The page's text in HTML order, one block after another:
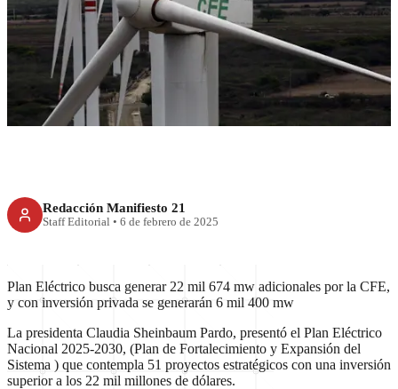
Plan Eléctrico Nacional
impulsará generación y
cobertura energética
Redacción Manifiesto 21
Staff Editorial • 6 de febrero de 2025
Plan Eléctrico busca generar 22 mil 674 mw adicionales por la CFE,
y con inversión privada se generarán 6 mil 400 mw
La presidenta Claudia Sheinbaum Pardo, presentó el Plan Eléctrico
Nacional 2025-2030, (Plan de Fortalecimiento y Expansión del
Sistema ) que contempla 51 proyectos estratégicos con una inversión
superior a los 22 mil millones de dólares.